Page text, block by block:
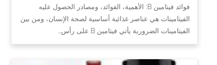
فوائد فيتامين B: الأهمية، الفوائد، ومصادر الحصول عليه
الفيتامينات هي عناصر غذائية أساسية لصحة الإنسان، ومن بين
الفيتامينات الضرورية يأتي فيتامين B على رأس…